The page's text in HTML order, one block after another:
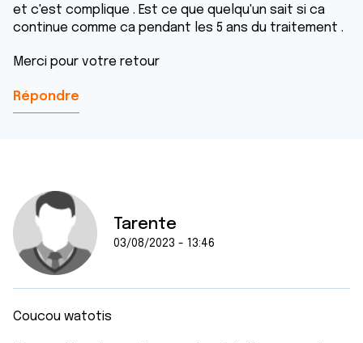
et c'est complique . Est ce que quelqu'un sait si ca
continue comme ca pendant les 5 ans du traitement .
Merci pour votre retour
Répondre
Tarente
03/08/2023 - 13:46
Coucou watotis